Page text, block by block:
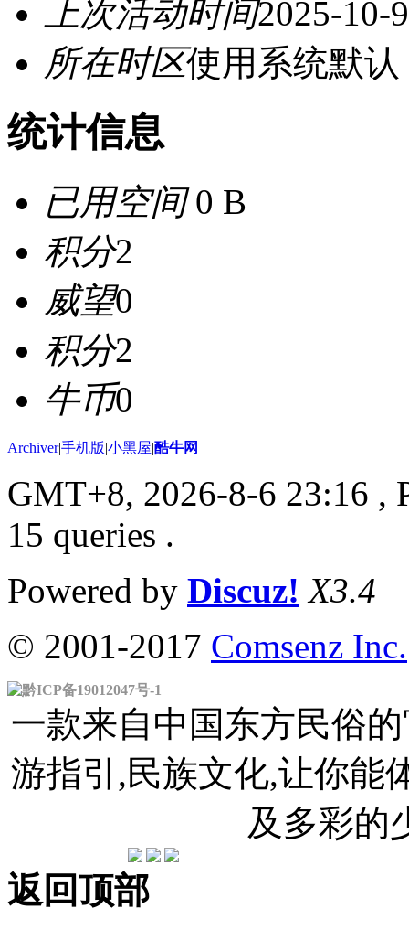
上次活动时间2025-10-
所在时区使用系统默认
统计信息
已用空间0 B
积分2
威望0
积分2
牛币0
Archiver|手机版|小黑屋|酷牛网
GMT+8, 2026-8-6 23:16 ,
15 queries .
Powered by Discuz! X3.4
© 2001-2017 Comsenz Inc.
黔ICP备19012047号-1
一款来自中国东方民俗
游指引,民族文化,让你能
及多彩的
返回顶部